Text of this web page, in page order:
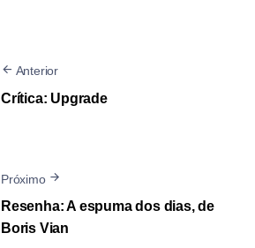
Anterior
Crítica: Upgrade
Próximo
Resenha: A espuma dos dias, de
Boris Vian